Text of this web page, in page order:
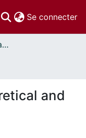
Se connecter
Thèses uOttawa // uOttawa Theses
and